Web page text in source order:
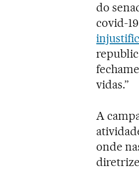
do
covid-
vidas.”
A
onde